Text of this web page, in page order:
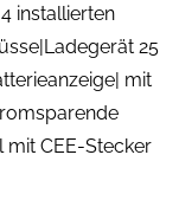
installierten
25
mit
mit CEE-Stecker